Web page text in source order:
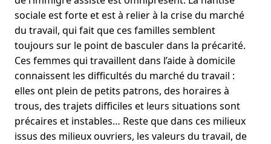
sociale est forte et est à relier à la crise du marché
du travail, qui fait que ces familles semblent
toujours sur le point de basculer dans la précarité.
Ces femmes qui travaillent dans l’aide à domicile
connaissent les difficultés du marché du travail :
elles ont plein de petits patrons, des horaires à
trous, des trajets difficiles et leurs situations sont
précaires et instables… Reste que dans ces milieux
issus des milieux ouvriers, les valeurs du travail, de